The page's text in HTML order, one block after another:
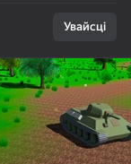
Увайсці